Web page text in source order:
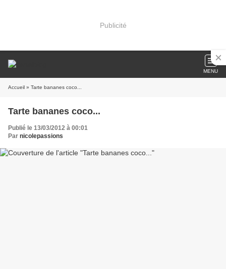
Publicité
MENU
Accueil » Tarte bananes coco...
Tarte bananes coco...
Publié le 13/03/2012 à 00:01
Par nicolepassions